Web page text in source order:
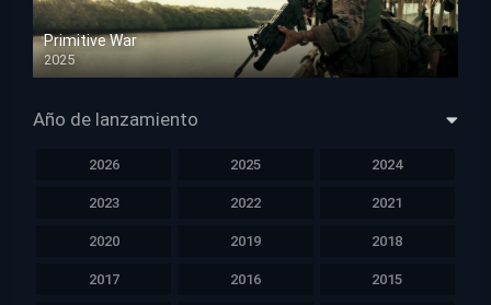
Primitive War
2025
HD 1080p
Año de lanzamiento
2026 2025 2024
2023 2022 2021
2020 2019 2018
2017 2016 2015